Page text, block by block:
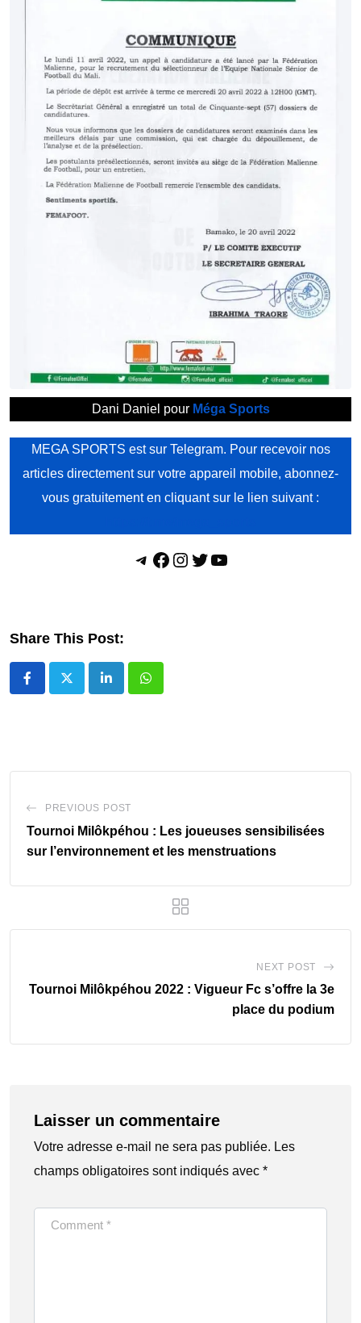
Dani Daniel pour Méga Sports
MEGA SPORTS est sur Telegram. Pour recevoir nos
articles directement sur votre appareil mobile, abonnez-
vous gratuitement en cliquant sur le lien suivant :
Telegram
Facebook
Instagram
Twitter
YouTube
Share This Post:
LinkedInWhatsapp
PREVIOUS POST
Tournoi Milôkpéhou : Les joueuses sensibilisées
sur l’environnement et les menstruations
NEXT POST
Tournoi Milôkpéhou 2022 : Vigueur Fc s’offre la 3e
place du podium
Laisser un commentaire
Votre adresse e-mail ne sera pas publiée. Les
champs obligatoires sont indiqués avec *